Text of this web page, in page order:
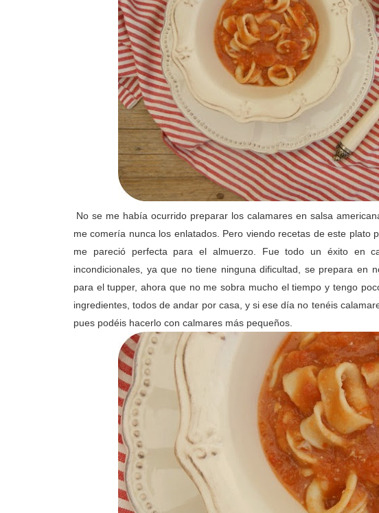
No se me había ocurrido preparar los calamares en salsa
me comería nunca los enlatados. Pero viendo recetas de este
me pareció perfecta para el almuerzo. Fue todo un éxito en
incondicionales, ya que no tiene ninguna dificultad, se prepara en
para el tupper, ahora que no me sobra mucho el tiempo y tengo
ingredientes, todos de andar por casa, y si ese día no tenéis
pues podéis hacerlo con calmares más pequeños.